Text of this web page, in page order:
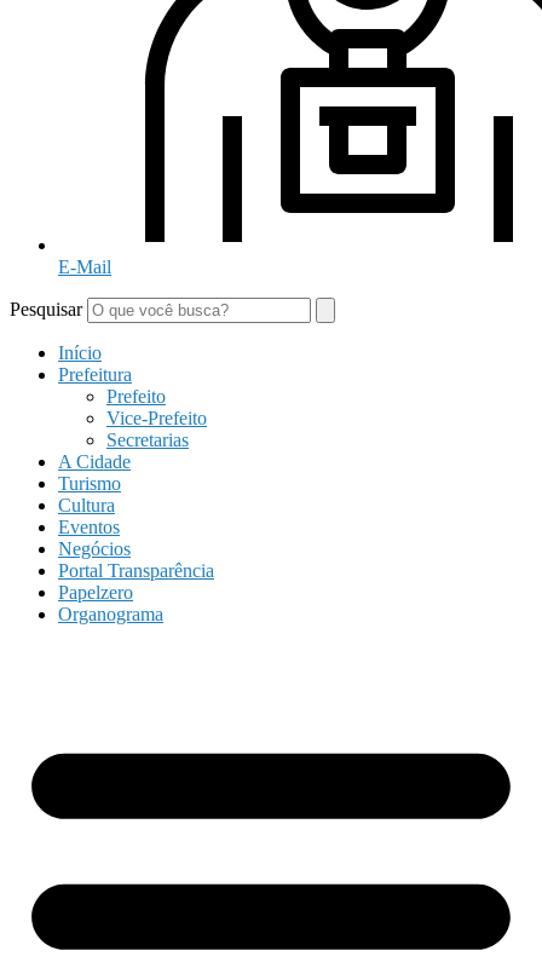
E-Mail
Pesquisar
Início
Prefeitura
Prefeito
Vice-Prefeito
Secretarias
A Cidade
Turismo
Cultura
Eventos
Negócios
Portal Transparência
Papelzero
Organograma